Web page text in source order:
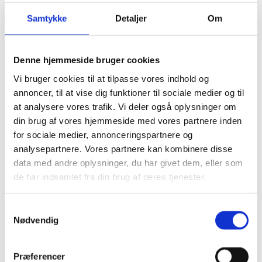
Samtykke Detaljer Om
Denne hjemmeside bruger cookies
Vi bruger cookies til at tilpasse vores indhold og
annoncer, til at vise dig funktioner til sociale medier og til
at analysere vores trafik. Vi deler også oplysninger om
din brug af vores hjemmeside med vores partnere inden
for sociale medier, annonceringspartnere og
analysepartnere. Vores partnere kan kombinere disse
data med andre oplysninger, du har givet dem, eller som
de har indsamlet fra din brug af deres tjenester.
Nødvendig
Præferencer
Sofaer & lænestole
Belysning Børn
Natlampe / Vågelampe
Kælke
- EKO Snowstar
- EKO Snowstar tilbehør
Hamax luksus Bobslæder
Andre Kælke
Udendørs leg og spil
Leg
Sport
Trampoliner
Gynger
Hoppeborge